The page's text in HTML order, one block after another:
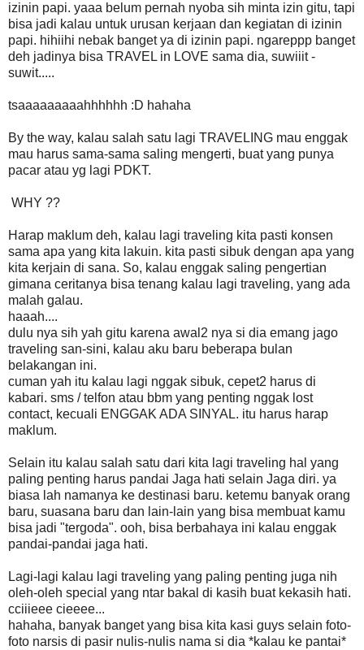
izinin papi. yaaa belum pernah nyoba sih minta izin gitu, tapi
bisa jadi kalau untuk urusan kerjaan dan kegiatan di izinin
papi. hihiihi nebak banget ya di izinin papi. ngareppp banget
deh jadinya bisa TRAVEL in LOVE sama dia, suwiiit -
suwit.....
tsaaaaaaaaahhhhhh :D hahaha
By the way, kalau salah satu lagi TRAVELING mau enggak
mau harus sama-sama saling mengerti, buat yang punya
pacar atau yg lagi PDKT.
WHY ??
Harap maklum deh, kalau lagi traveling kita pasti konsen
sama apa yang kita lakuin. kita pasti sibuk dengan apa yang
kita kerjain di sana. So, kalau enggak saling pengertian
gimana ceritanya bisa tenang kalau lagi traveling, yang ada
malah galau.
haaah....
dulu nya sih yah gitu karena awal2 nya si dia emang jago
traveling san-sini, kalau aku baru beberapa bulan
belakangan ini.
cuman yah itu kalau lagi nggak sibuk, cepet2 harus di
kabari. sms / telfon atau bbm yang penting nggak lost
contact, kecuali ENGGAK ADA SINYAL. itu harus harap
maklum.
Selain itu kalau salah satu dari kita lagi traveling hal yang
paling penting harus pandai Jaga hati selain Jaga diri. ya
biasa lah namanya ke destinasi baru. ketemu banyak orang
baru, suasana baru dan lain-lain yang bisa membuat kamu
bisa jadi "tergoda". ooh, bisa berbahaya ini kalau enggak
pandai-pandai jaga hati.
Lagi-lagi kalau lagi traveling yang paling penting juga nih
oleh-oleh special yang ntar bakal di kasih buat kekasih hati.
cciiieee cieeee...
hahaha, banyak banget yang bisa kita kasi guys selain foto-
foto narsis di pasir nulis-nulis nama si dia *kalau ke pantai*